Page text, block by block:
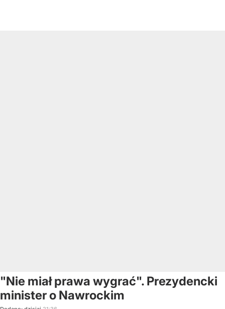
"Nie miał prawa wygrać". Prezydencki
minister o Nawrockim